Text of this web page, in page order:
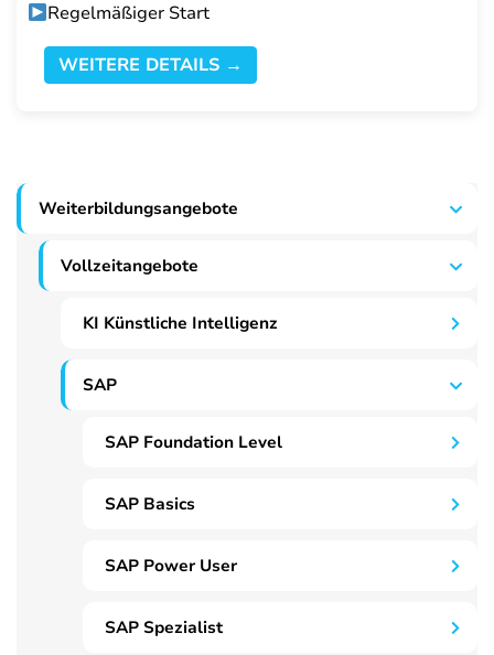
Regelmäßiger Start
WEITERE DETAILS →
Weiterbildungsangebote
Vollzeitangebote
KI Künstliche Intelligenz
SAP
SAP Foundation Level
SAP Basics
SAP Power User
SAP Spezialist